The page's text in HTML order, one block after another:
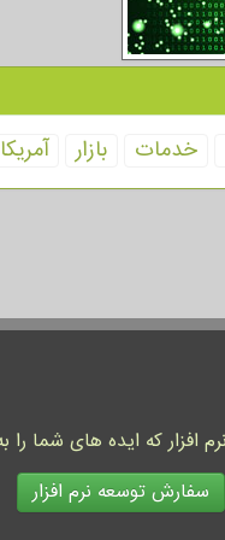
خدمات بازار آمریكا
سفارش توسعه نرم افزار